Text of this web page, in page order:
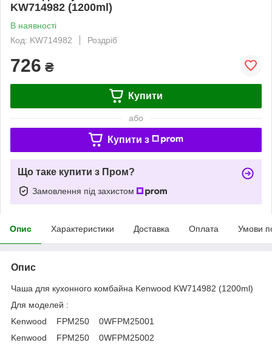
KW714982 (1200ml)
В наявності
Код: KW714982
Роздріб
726 ₴
Купити
або
Купити з
Що таке купити з Пром?
Замовлення під захистом
Опис Характеристики Доставка Оплата Умови
Опис
Чаша для кухонного комбайна Kenwood KW714982 (1200ml)
Для моделей :
Kenwood FPM250 0WFPM25001
Kenwood FPM250 0WFPM25002